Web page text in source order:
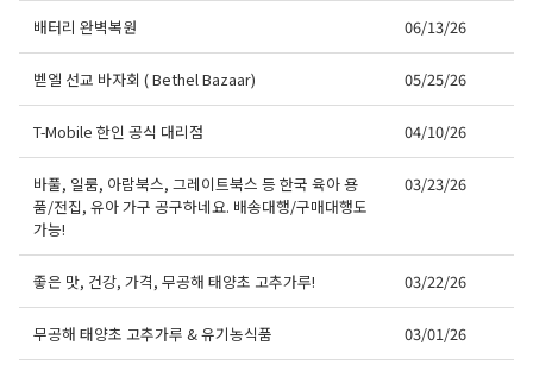
배터리 완벽복원 06/13/26
벧엘 선교 바자회 ( Bethel Bazaar) 05/25/26
T-Mobile 한인 공식 대리점 04/10/26
바풀, 일룸, 아람북스, 그레이트북스 등 한국 육아 용
품/전집, 유아 가구 공구하네요. 배송대행/구매대행도
가능!
03/23/26
좋은 맛, 건강, 가격, 무공해 태양초 고추가루! 03/22/26
무공해 태양초 고추가루 & 유기농식품 03/01/26